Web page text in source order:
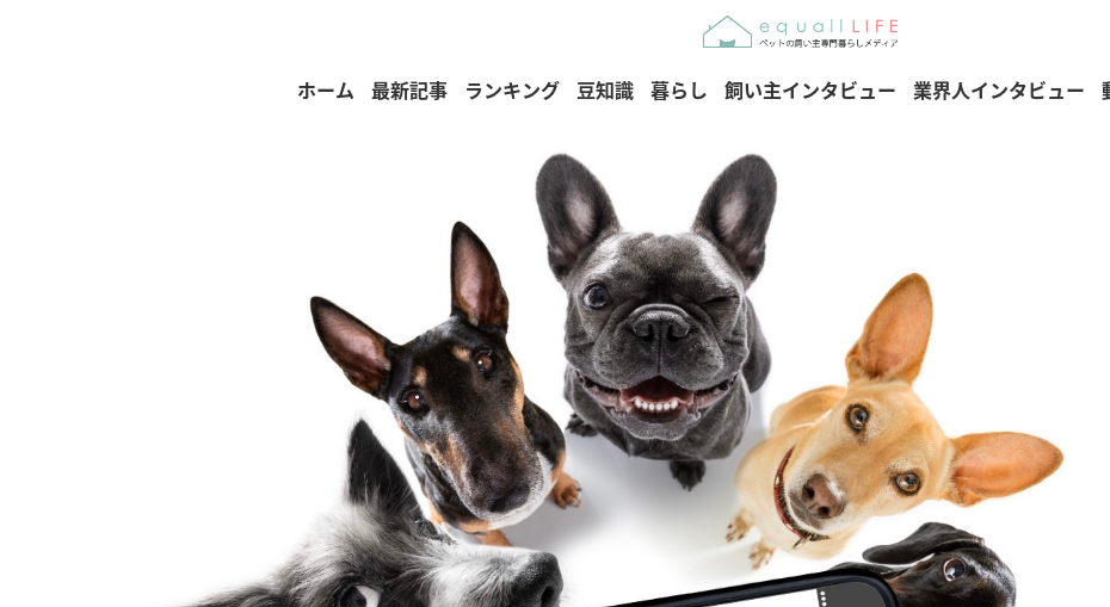
ホーム 最新記事 ランキング 豆知識 暮らし 飼い主インタビュー 業界人インタビュー